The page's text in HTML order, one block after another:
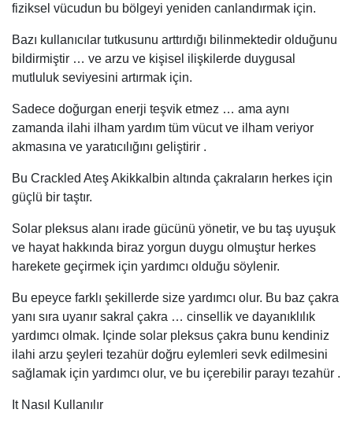
fiziksel vücudun bu bölgeyi yeniden canlandırmak için.
Bazı kullanıcılar tutkusunu arttırdığı bilinmektedir olduğunu
bildirmiştir … ve arzu ve kişisel ilişkilerde duygusal
mutluluk seviyesini artırmak için.
Sadece doğurgan enerji teşvik etmez … ama aynı
zamanda ilahi ilham yardım tüm vücut ve ilham veriyor
akmasına ve yaratıcılığını geliştirir .
Bu Crackled Ateş Akikkalbin altında çakraların herkes için
güçlü bir taştır.
Solar pleksus alanı irade gücünü yönetir, ve bu taş uyuşuk
ve hayat hakkında biraz yorgun duygu olmuştur herkes
harekete geçirmek için yardımcı olduğu söylenir.
Bu epeyce farklı şekillerde size yardımcı olur. Bu baz çakra
yanı sıra uyanır sakral çakra … cinsellik ve dayanıklılık
yardımcı olmak. Içinde solar pleksus çakra bunu kendiniz
ilahi arzu şeyleri tezahür doğru eylemleri sevk edilmesini
sağlamak için yardımcı olur, ve bu içerebilir parayı tezahür .
It Nasıl Kullanılır